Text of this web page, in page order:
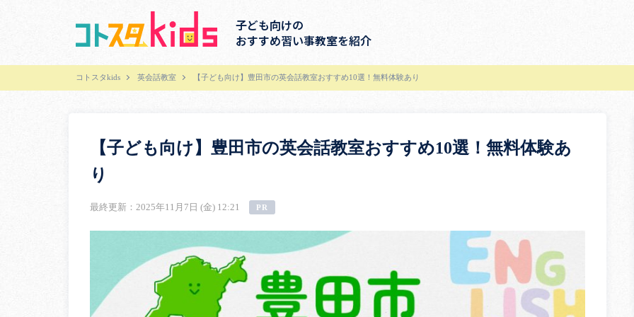
子ども向けの
おすすめ習い事教室を紹介
コトスタkids 英会話教室 【子ども向け】豊田市の英会話教室おすすめ10選！無料体験あり
【子ども向け】豊田市の英会話教室おすすめ10選！無料体験あ
り
最終更新：2025年11月7日 (金) 12:21 PR